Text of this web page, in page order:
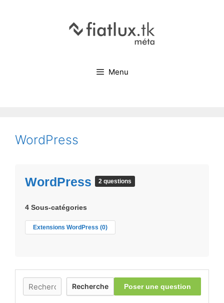
Menu
WordPress
WordPress 2 questions
4 Sous-catégories
Extensions WordPress (0)
Poser une question
Recherche